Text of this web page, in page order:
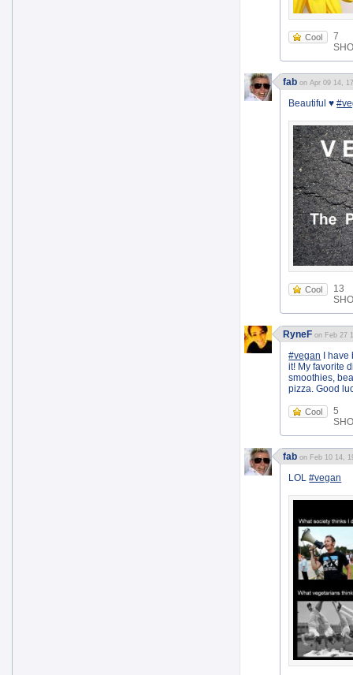
Cool
7
fab on Apr 09 14,
Beautiful ♥
Cool
13
RyneF on Feb 27
#vegan I
it! My favorite
smoothies,
pizza. Good
Cool
5
fab on Feb 10 14,
LOL#vegan